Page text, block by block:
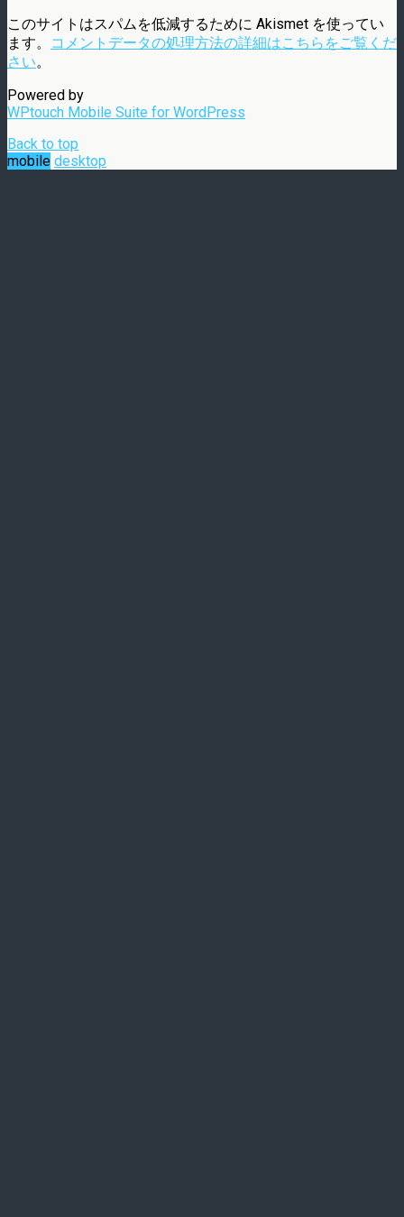
このサイトはスパムを低減するために Akismet を使ってい
ます。
コメントデータの処理方法の詳細はこちらをご覧くだ
さい。
Powered by
WPtouch Mobile Suite for WordPress
Back to top
mobile desktop